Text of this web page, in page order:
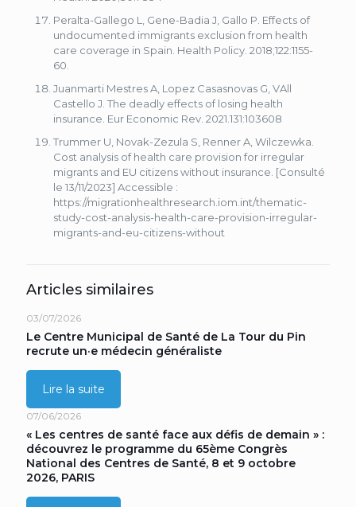
Peralta-Gallego L, Gene-Badia J, Gallo P. Effects of
undocumented immigrants exclusion from health
care coverage in Spain. Health Policy. 2018;122:1155-
60.
Juanmarti Mestres A, Lopez Casasnovas G, VAll
Castello J. The deadly effects of losing health
insurance. Eur Economic Rev. 2021.131:103608
Trummer U, Novak-Zezula S, Renner A, Wilczewka.
Cost analysis of health care provision for irregular
migrants and EU citizens without insurance. [Consulté
le 13/11/2023] Accessible :
https://migrationhealthresearch.iom.int/thematic-
study-cost-analysis-health-care-provision-irregular-
migrants-and-eu-citizens-without
Articles similaires
03/07/2026
Le Centre Municipal de Santé de La Tour du Pin
recrute un·e médecin généraliste
Lire la suite
07/06/2026
« Les centres de santé face aux défis de demain » :
découvrez le programme du 65ème Congrès
National des Centres de Santé, 8 et 9 octobre
2026, PARIS